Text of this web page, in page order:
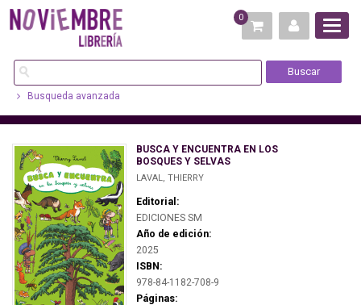
0
Busqueda avanzada
BUSCA Y ENCUENTRA EN LOS
BOSQUES Y SELVAS
LAVAL, THIERRY
Editorial:
EDICIONES SM
Año de edición:
2025
ISBN:
978-84-1182-708-9
Páginas: